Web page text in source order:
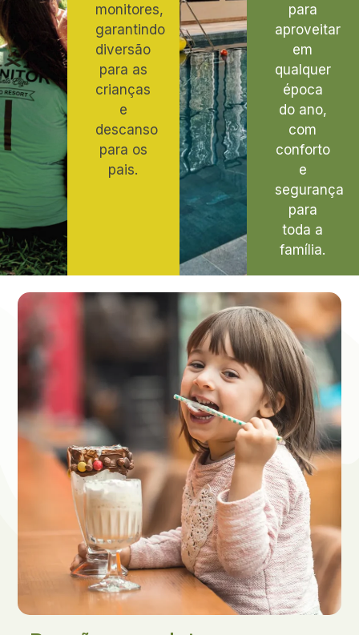
monitores,
garantindo
diversão
para as
crianças
e
descanso
para os
pais.
para
aproveitar
em
qualquer
época
do ano,
com
conforto
e
segurança
para
toda a
família.